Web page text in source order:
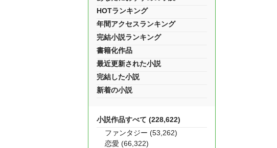
HOTランキング
年間アクセスランキング
完結小説ランキング
書籍化作品
最近更新された小説
完結した小説
新着の小説
小説作品すべて (228,622)
ファンタジー (53,262)
恋愛 (66,322)